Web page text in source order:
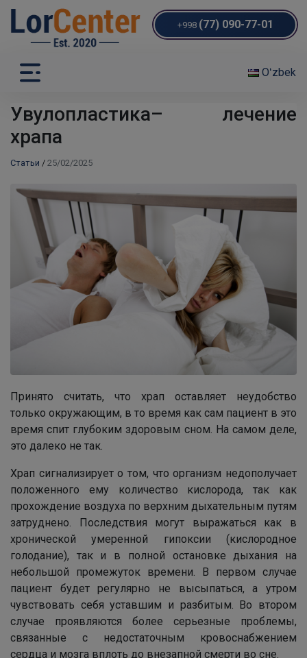
+998 (77) 090-77-01
Oʻzbek
Увулопластика– лечение
храпа
Статьи / 25/02/2025
Принято считать, что храп оставляет неудобство
только окружающим, в то время как сам пациент в это
время спит глубоким здоровым сном. На самом деле,
это далеко не так.
Храп сигнализирует о том, что организм недополучает
положенного ему количество кислорода, так как
прохождение воздуха по верхним дыхательным путям
затруднено. Последствия могут выражаться как в
хронической умеренной гипоксии (кислородное
голодание), так и в полной остановке дыхания на
небольшой промежуток времени. В первом случае
пациент будет регулярно не высыпаться, а утром
чувствовать себя уставшим и разбитым. Во втором
случае проявляются более серьезные проблемы,
связанные с недостаточным кровоснабжением
сердца и мозга вплоть до внезапной смерти во сне.